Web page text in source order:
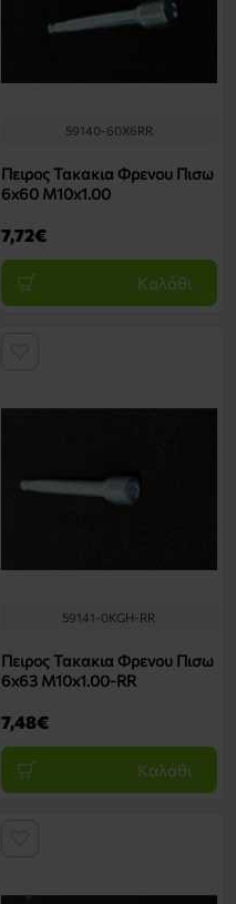
59140-60X6RR
Πειρος Τακακια Φρενου Πισω
6x60 M10x1.00
7,72€
Καλάθι
59141-0KGH-RR
Πειρος Τακακια Φρενου Πισω
6x63 M10x1.00-RR
7,48€
Καλάθι